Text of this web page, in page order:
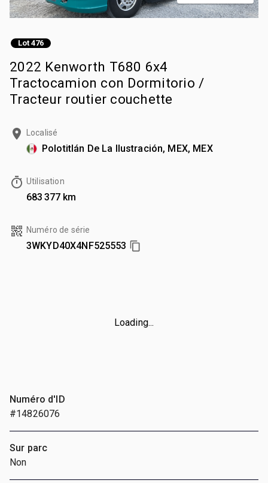
Lot 476
2022 Kenworth T680 6x4
Tractocamion con Dormitorio /
Tracteur routier couchette
Localisé
Polotitlán De La Ilustración, MEX, MEX
Utilisation
683 377 km
Numéro de série
3WKYD40X4NF525553
Loading...
Numéro d'ID
#14826076
Sur parc
Non